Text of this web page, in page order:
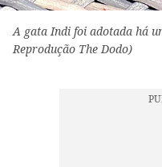
A gata Indi foi adotada há
Reprodução The Dodo)